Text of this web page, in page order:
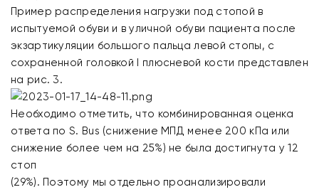
Пример распределения нагрузки под стопой в
испытуемой обуви и в уличной обуви пациента после
экзартикуляции большого пальца левой стопы, с
сохраненной головкой I плюсневой кости представлен
на рис. 3.
Необходимо отметить, что комбинированная оценка
ответа по S. Bus (снижение МПД менее 200 кПа или
снижение более чем на 25%) не была достигнута у 12
стоп
(29%). Поэтому мы отдельно проанализировали